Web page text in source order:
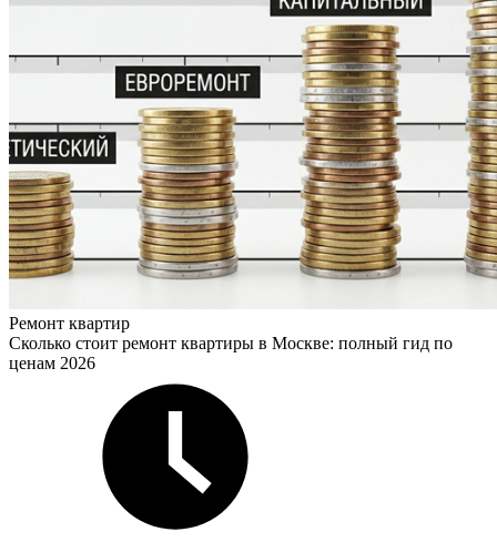
Ремонт квартир
Сколько стоит ремонт квартиры в Москве: полный гид по
ценам 2026